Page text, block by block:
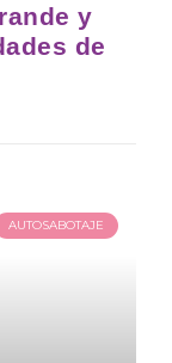
y
de
AUTOSABOTAJE